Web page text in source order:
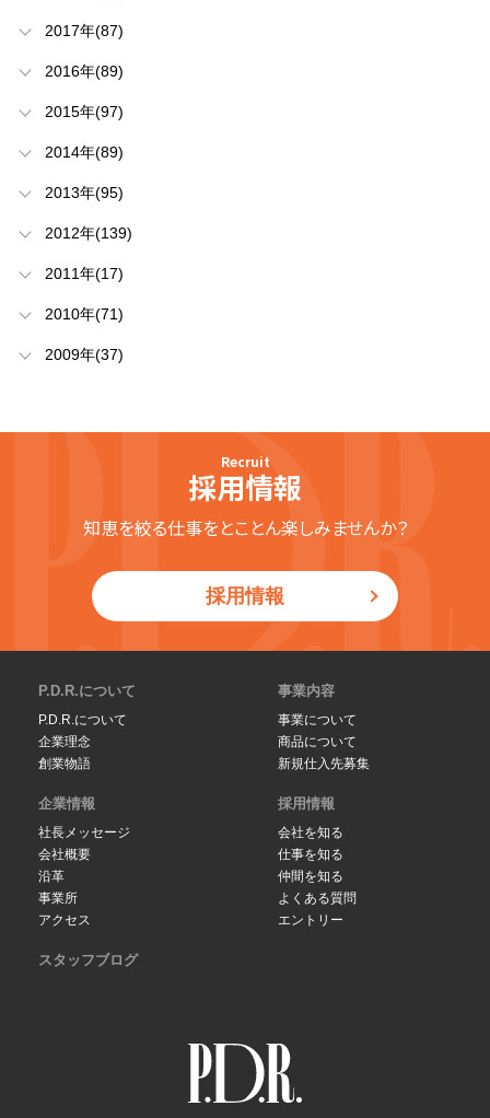
2017年(87)
2016年(89)
2015年(97)
2014年(89)
2013年(95)
2012年(139)
2011年(17)
2010年(71)
2009年(37)
Recruit
採用情報
知恵を絞る仕事をとことん楽しみませんか？
採用情報
P.D.R.について
P.D.R.について
企業理念
創業物語
事業内容
事業について
商品について
新規仕入先募集
企業情報
社長メッセージ
会社概要
沿革
事業所
アクセス
採用情報
会社を知る
仕事を知る
仲間を知る
よくある質問
エントリー
スタッフブログ